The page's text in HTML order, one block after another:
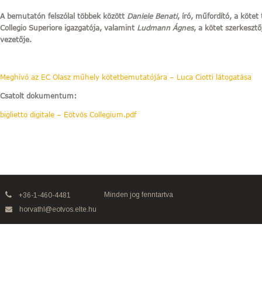
A bemutatón felszólal többek között Daniele Benati, író, műfordító, a kötet
Collegio Superiore igazgatója, valamint Ludmann Ágnes, a kötet
vezetője.
Meghívó az EC Olasz műhely kötetbemutatójára – Luca Ciotti látogatása
Csatolt dokumentum:
biglietto digitale – Eötvös Collegium.pdf
+36-1-460-4481
horvathl@eotvos.elte.hu
Minden jog fenntartva